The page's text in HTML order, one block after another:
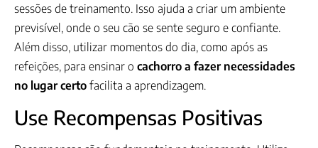
sessões de treinamento. Isso ajuda a criar um ambiente
previsível, onde o seu cão se sente seguro e confiante.
Além disso, utilizar momentos do dia, como após as
refeições, para ensinar o cachorro a fazer necessidades
no lugar certo facilita a aprendizagem.
Use Recompensas Positivas